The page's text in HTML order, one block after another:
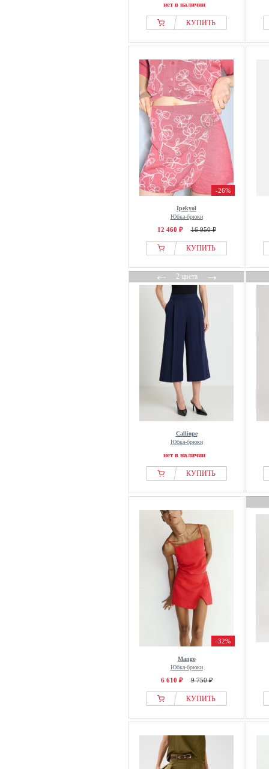
нет в наличии
КУПИТЬ
-26%
Ipekyol
Юбка-брюки
12 460 ₽ 16 950 ₽
КУПИТЬ
←2 цвета→
Calliope
Юбка-брюки
нет в наличии
КУПИТЬ
-32%
Mango
Юбка-брюки
6 610 ₽ 9 750 ₽
КУПИТЬ